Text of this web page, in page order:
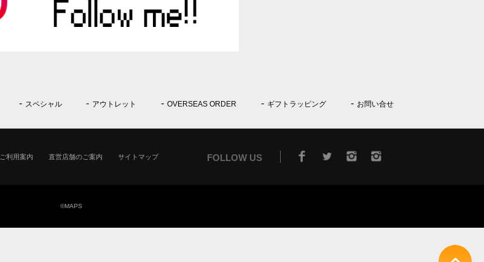
スペシャル アウトレット OVERSEAS ORDER ギフトラッピング お問い合せ
ご利用案内 直営店舗のご案内 サイトマップ FOLLOW US
©MAPS